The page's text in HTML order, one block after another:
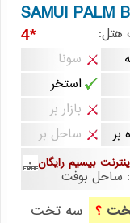
SAMUI PALM
هتل: *4
سونا
استخر
بازار بر
بر
ساحل بر
بیسیم رایگان
ساحل بوفت
؟
سه تخت